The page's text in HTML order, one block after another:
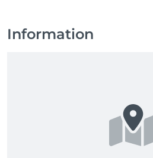
Information